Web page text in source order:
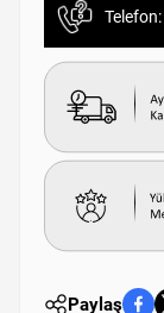
Telefon:
Paylaş